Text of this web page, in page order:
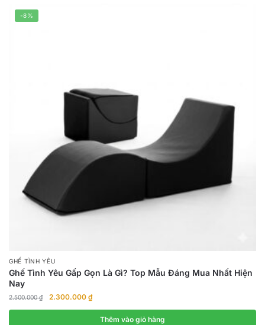
-8%
GHẾ TÌNH YÊU
Ghế Tình Yêu Gấp Gọn Là Gì? Top Mẫu Đáng Mua Nhất Hiện
Nay
2.500.000₫
Giá
gốc
2.300.000 ₫Giá
hiện
Thêm vào giỏ hàng